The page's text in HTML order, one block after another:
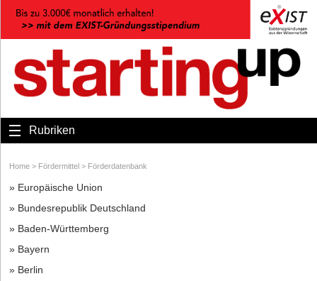
Rubriken
Home > Fördermittel > Förderdatenbank
» Europäische Union
» Bundesrepublik Deutschland
» Baden-Württemberg
» Bayern
» Berlin